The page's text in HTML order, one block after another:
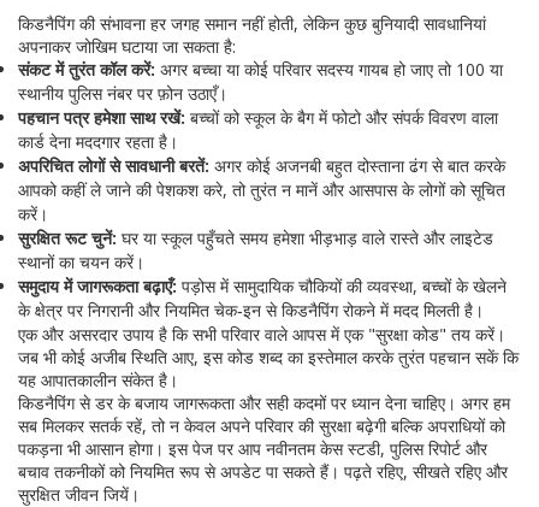
किडनैपिंग की संभावना हर जगह समान नहीं होती, लेकिन कुछ बुनियादी सावधानियां
अपनाकर जोखिम घटाया जा सकता है:
संकट में तुरंत कॉल करें: अगर बच्चा या कोई परिवार सदस्य गायब हो जाए तो 100 या
स्थानीय पुलिस नंबर पर फ़ोन उठाएँ।
पहचान पत्र हमेशा साथ रखें: बच्चों को स्कूल के बैग में फोटो और संपर्क विवरण वाला
कार्ड देना मददगार रहता है।
अपरिचित लोगों से सावधानी बरतें: अगर कोई अजनबी बहुत दोस्ताना ढंग से बात करके
आपको कहीं ले जाने की पेशकश करे, तो तुरंत न मानें और आसपास के लोगों को सूचित
करें।
सुरक्षित रूट चुनें: घर या स्कूल पहुँचते समय हमेशा भीड़भाड़ वाले रास्ते और लाइटेड
स्थानों का चयन करें।
समुदाय में जागरूकता बढ़ाएँ: पड़ोस में सामुदायिक चौकियों की व्यवस्था, बच्चों के खेलने
के क्षेत्र पर निगरानी और नियमित चेक‑इन से किडनैपिंग रोकने में मदद मिलती है।
एक और असरदार उपाय है कि सभी परिवार वाले आपस में एक "सुरक्षा कोड" तय करें।
जब भी कोई अजीब स्थिति आए, इस कोड शब्द का इस्तेमाल करके तुरंत पहचान सकें कि
यह आपातकालीन संकेत है।
किडनैपिंग से डर के बजाय जागरूकता और सही कदमों पर ध्यान देना चाहिए। अगर हम
सब मिलकर सतर्क रहें, तो न केवल अपने परिवार की सुरक्षा बढ़ेगी बल्कि अपराधियों को
पकड़ना भी आसान होगा। इस पेज पर आप नवीनतम केस स्टडी, पुलिस रिपोर्ट और
बचाव तकनीकों को नियमित रूप से अपडेट पा सकते हैं। पढ़ते रहिए, सीखते रहिए और
सुरक्षित जीवन जियें।